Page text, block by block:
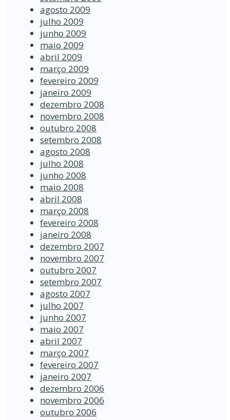
agosto 2009
julho 2009
junho 2009
maio 2009
abril 2009
março 2009
fevereiro 2009
janeiro 2009
dezembro 2008
novembro 2008
outubro 2008
setembro 2008
agosto 2008
julho 2008
junho 2008
maio 2008
abril 2008
março 2008
fevereiro 2008
janeiro 2008
dezembro 2007
novembro 2007
outubro 2007
setembro 2007
agosto 2007
julho 2007
junho 2007
maio 2007
abril 2007
março 2007
fevereiro 2007
janeiro 2007
dezembro 2006
novembro 2006
outubro 2006